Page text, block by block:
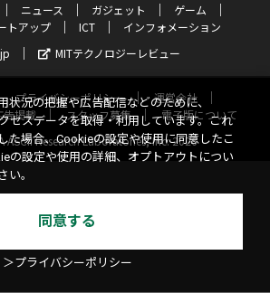
ニュース ガジェット
ゲーム
トアップ ICT
インフォメーション
MITテクノロジーレビュー
プライバシーポリシー
運営会社
告掲載 スタッフ募集
電子版について
ASCII Research Laboratories, Inc. 2026
状況の把握や広告配信などのために、
セスデータを取得・利用しています。これ
た場合、Cookieの設定や使用に同意したこ
の設定や使用の詳細、オプトアウトについ
い。
同意する
＞プライバシーポリシー